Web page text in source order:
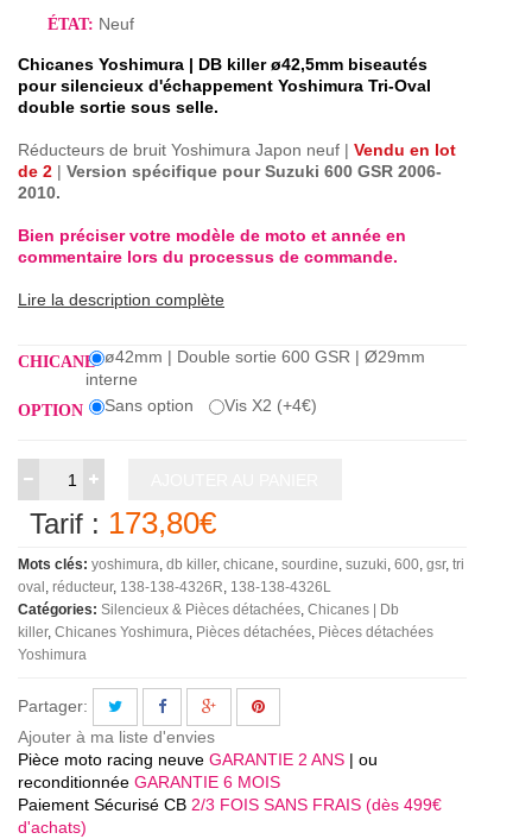
ÉTAT: Neuf
Chicanes Yoshimura | DB killer ø42,5mm biseautés
pour silencieux d'échappement Yoshimura Tri-Oval
double sortie sous selle.
Réducteurs de bruit Yoshimura Japon neuf | Vendu en lot
de 2 | Version spécifique pour Suzuki 600 GSR 2006-
2010.
Bien préciser votre modèle de moto et année en
commentaire lors du processus de commande.
Lire la description complète
CHICANE ø42mm | Double sortie 600 GSR | Ø29mm
interne
OPTION Sans option Vis X2 (+4€)
Tarif : 173,80€
Mots clés: yoshimura db killer chicane sourdine suzuki 600 gsr tri
oval
réducteur 138-138-4326R 138-138-4326L
Catégories: Silencieux & Pièces détachées Chicanes | Db
killer Chicanes Yoshimura Pièces détachées Pièces détachées
Yoshimura
Partager:
Ajouter à ma liste d'envies
Pièce moto racing neuve GARANTIE 2 ANS | ou
reconditionnée GARANTIE 6 MOIS
Paiement Sécurisé CB 2/3 FOIS SANS FRAIS (dès 499€
d'achats)